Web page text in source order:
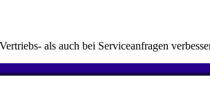
als auch bei Serviceanfragen